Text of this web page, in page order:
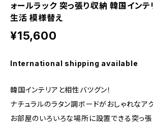
ォールラック 突っ張り収納 韓国イン
生活 模様替え
¥15,600
International shipping available
韓国インテリアと相性バツグン！
ナチュラルのラタン調ボードがおしゃれなア
お部屋のいろいろな場所に設置できる突っ張